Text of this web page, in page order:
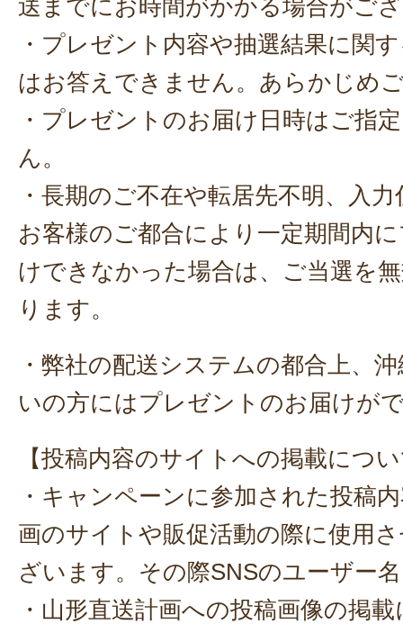
送までにお時間がかかる場合がご
・プレゼント内容や抽選結果に関
はお答えできません。あらかじめ
・プレゼントのお届け日時はご指
ん。
・長期のご不在や転居先不明、入
お客様のご都合により一定期間内
けできなかった場合は、ご当選を
ります。
・弊社の配送システムの都合上、
いの方にはプレゼントのお届けが
【投稿内容のサイトへの掲載につ
・キャンペーンに参加された投稿
画のサイトや販促活動の際に使用
ざいます。その際SNSのユーザー
・山形直送計画への投稿画像の掲